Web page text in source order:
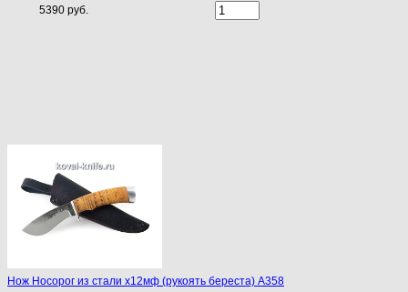
5390 руб.
Нож Носорог из стали х12мф (рукоять береста) A358